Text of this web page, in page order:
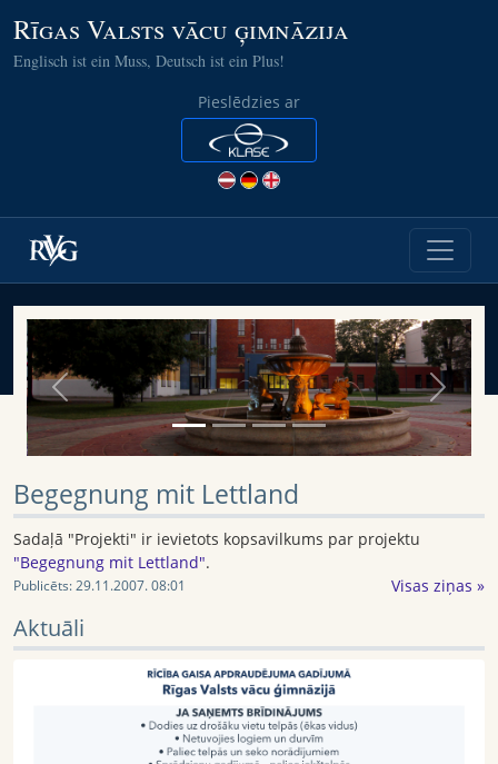
Rīgas Valsts vācu ģimnāzija
Englisch ist ein Muss, Deutsch ist ein Plus!
Pieslēdzies ar
Previous Next
Begegnung mit Lettland
Sadaļā "Projekti" ir ievietots kopsavilkums par projektu
"Begegnung mit Lettland"­­­­.­
Publicēts:29.11.2007. 08:01 Visas ziņas »
Aktuāli